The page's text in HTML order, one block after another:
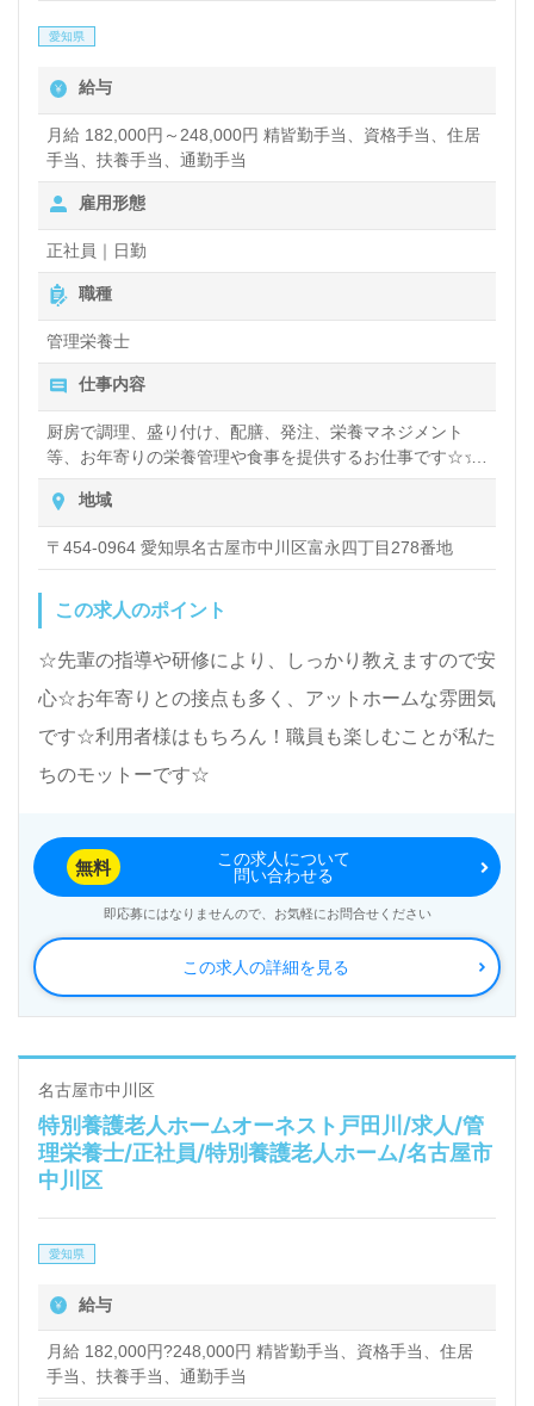
愛知県
給与
月給 182,000円～248,000円 精皆勤手当、資格手当、住居
手当、扶養手当、通勤手当
雇用形態
正社員｜日勤
職種
管理栄養士
仕事内容
厨房で調理、盛り付け、配膳、発注、栄養マネジメント
等、お年寄りの栄養管理や食事を提供するお仕事です☆☆
厨房内で業務を行うだけでなく、レクリエーションに一緒
に参加したり、お年寄りの前で料理やおやつを作ったりも
します。お年寄りと一緒に楽しむことで信頼関係が構築さ
れたり、直接、笑顔をいただけるのでやりがいを感じられ
ものにならないが職員の合言葉です☆ 介護職、看護師、機
が良いのも自慢です☆
地域
〒454-0964 愛知県名古屋市中川区富永四丁目278番地
この求人のポイント
☆先輩の指導や研修により、しっかり教えますので安
心☆お年寄りとの接点も多く、アットホームな雰囲気
です☆利用者様はもちろん！職員も楽しむことが私た
ちのモットーです☆
この求人の詳細を見る
無料
この求人について
問い合わせる
即応募にはなりませんので、お気軽にお問合せください
名古屋市中川区
特別養護老人ホームオーネスト戸田川/求人/管
理栄養士/正社員/特別養護老人ホーム/名古屋市
中川区
愛知県
給与
月給 182,000円?248,000円 精皆勤手当、資格手当、住居
手当、扶養手当、通勤手当